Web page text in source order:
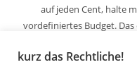
auf jeden Cent, halte
vordefiniertes Budget.
kurz das Rechtliche!